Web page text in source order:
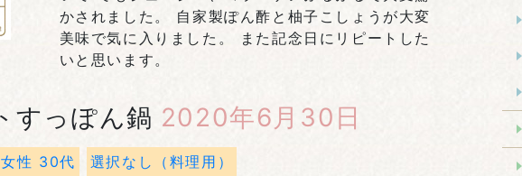
かされました。 自家製ぽん酢と柚子こしょうが大変
美味で気に入りました。 また記念日にリピートした
いと思います。
すっぽん鍋 2020年6月30日
女性 30代 選択なし（料理用）